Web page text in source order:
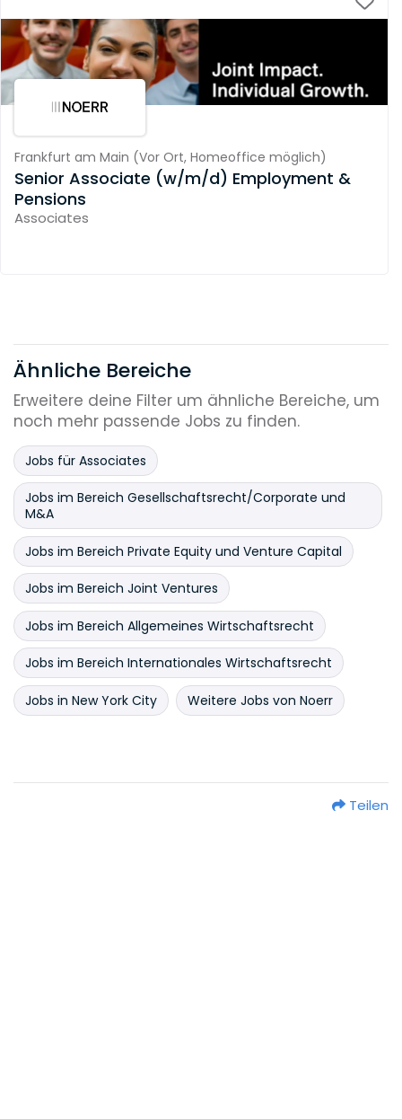
Frankfurt am Main (Vor Ort, Homeoffice möglich)
Senior Associate (w/m/d) Employment &
Pensions
Associates
Ähnliche Bereiche
Erweitere deine Filter um ähnliche Bereiche, um
noch mehr passende Jobs zu finden.
Jobs für Associates
Jobs im Bereich Gesellschaftsrecht/Corporate und
M&A
Jobs im Bereich Private Equity und Venture Capital
Jobs im Bereich Joint Ventures
Jobs im Bereich Allgemeines Wirtschaftsrecht
Jobs im Bereich Internationales Wirtschaftsrecht
Jobs in New York City Weitere Jobs von Noerr
Teilen